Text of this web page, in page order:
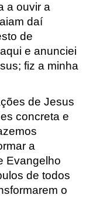
a ouvir a
daí
de
e anunciei
fiz a minha
de Jesus
concreta e
a
Evangelho
de todos
o